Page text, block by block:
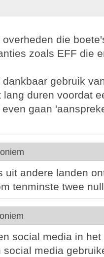
die
zoals EFF die
gebruik
duren voordat
gaan
uit andere landen
tenminste twee
social media in
social media